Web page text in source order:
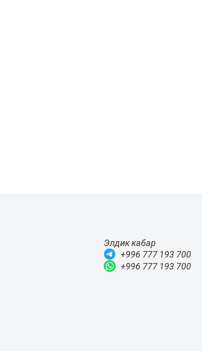
Элдик кабар
+996 777 193 700
+996 777 193 700